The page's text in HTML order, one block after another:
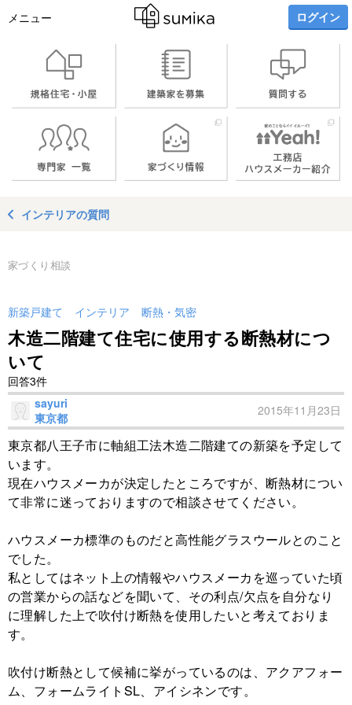
メニュー ログイン
インテリアの質問
家づくり相談
新築戸建て インテリア 断熱・気密
木造二階建て住宅に使用する断熱材につ
いて
回答3件
sayuri
東京都
2015年11月23日
東京都八王子市に軸組工法木造二階建ての新築を予定して
います。
現在ハウスメーカが決定したところですが、断熱材につい
て非常に迷っておりますので相談させてください。
ハウスメーカ標準のものだと高性能グラスウールとのこと
でした。
私としてはネット上の情報やハウスメーカを巡っていた頃
の営業からの話などを聞いて、その利点/欠点を自分なり
に理解した上で吹付け断熱を使用したいと考えておりま
す。
吹付け断熱として候補に挙がっているのは、アクアフォー
ム、フォームライトSL、アイシネンです。